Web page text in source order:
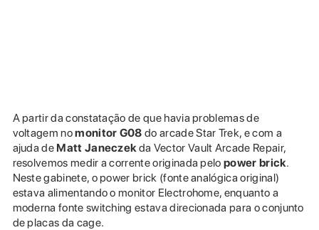
A partir da constatação de que havia problemas de
voltagem nomonitor G08 do arcade Star Trek, e com a
ajuda de Matt Janeczek da Vector Vault Arcade Repair,
resolvemos medir a corrente originada pelopower brick.
Neste gabinete, o power brick (fonte analógica original)
estava alimentando o monitor Electrohome, enquanto a
moderna fonte switching estava direcionada para o conjunto
de placas da cage.